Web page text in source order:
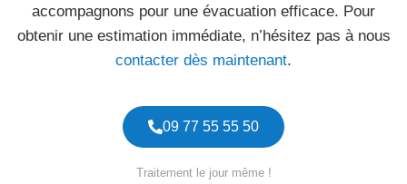
accompagnons pour une évacuation efficace. Pour
obtenir une estimation immédiate, n’hésitez pas à nous
contacter dès maintenant.
09 77 55 55 50
Traitement le jour même !